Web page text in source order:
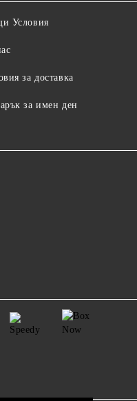
Условия
за доставка
за имен ден